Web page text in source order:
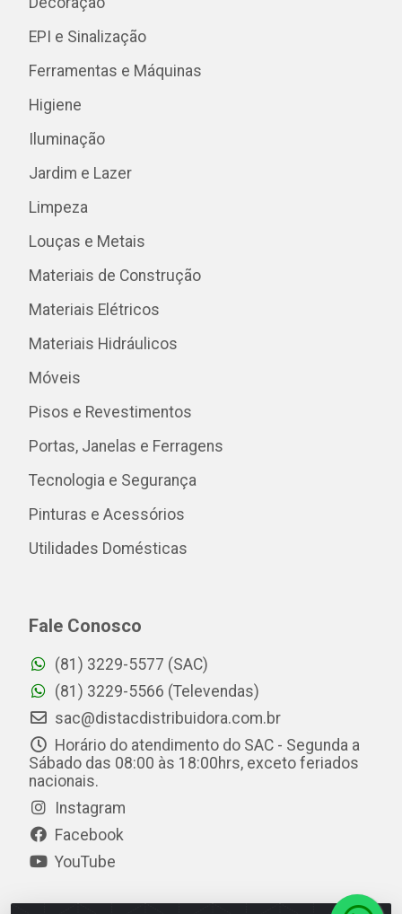
EPI e Sinalização
Ferramentas e Máquinas
Higiene
Iluminação
Jardim e Lazer
Limpeza
Louças e Metais
Materiais de Construção
Materiais Elétricos
Materiais Hidráulicos
Móveis
Pisos e Revestimentos
Portas, Janelas e Ferragens
Tecnologia e Segurança
Pinturas e Acessórios
Utilidades Domésticas
Fale Conosco
(81) 3229-5577 (SAC)
(81) 3229-5566 (Televendas)
sac@distacdistribuidora.com.br
Horário do atendimento do SAC - Segunda a
Sábado das 08:00 às 18:00hrs, exceto feriados
nacionais.
Instagram
Facebook
YouTube